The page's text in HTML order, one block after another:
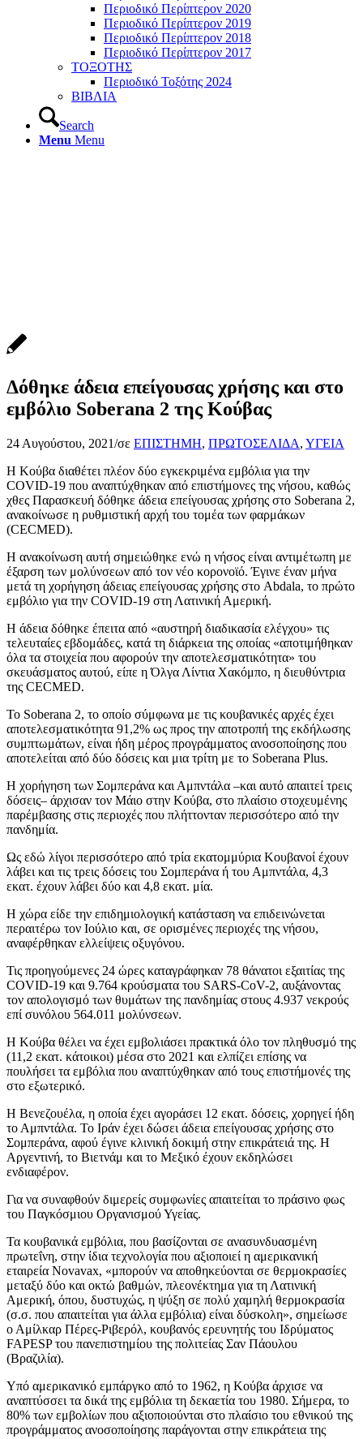
Περιοδικό Περίπτερον 2020
Περιοδικό Περίπτερον 2019
Περιοδικό Περίπτερον 2018
Περιοδικό Περίπτερον 2017
ΤΟΞΟΤΗΣ
Περιοδικό Τοξότης 2024
ΒΙΒΛΙΑ
Search
Menu Menu
Δόθηκε άδεια επείγουσας χρήσης και στο
εμβόλιο Soberana 2 της Κούβας
24 Αυγούστου, 2021/σε ΕΠΙΣΤΗΜΗ, ΠΡΩΤΟΣΕΛΙΔΑ, ΥΓΕΙΑ
Η Κούβα διαθέτει πλέον δύο εγκεκριμένα εμβόλια για την
COVID-19 που αναπτύχθηκαν από επιστήμονες της νήσου, καθώς
χθες Παρασκευή δόθηκε άδεια επείγουσας χρήσης στο Soberana 2,
ανακοίνωσε η ρυθμιστική αρχή του τομέα των φαρμάκων
(CECMED).
Η ανακοίνωση αυτή σημειώθηκε ενώ η νήσος είναι αντιμέτωπη με
έξαρση των μολύνσεων από τον νέο κορονοϊό. Έγινε έναν μήνα
μετά τη χορήγηση άδειας επείγουσας χρήσης στο Abdala, το πρώτο
εμβόλιο για την COVID-19 στη Λατινική Αμερική.
Η άδεια δόθηκε έπειτα από «αυστηρή διαδικασία ελέγχου» τις
τελευταίες εβδομάδες, κατά τη διάρκεια της οποίας «αποτιμήθηκαν
όλα τα στοιχεία που αφορούν την αποτελεσματικότητα» του
σκευάσματος αυτού, είπε η Όλγα Λίντια Χακόμπο, η διευθύντρια
της CECMED.
Το Soberana 2, το οποίο σύμφωνα με τις κουβανικές αρχές έχει
αποτελεσματικότητα 91,2% ως προς την αποτροπή της εκδήλωσης
συμπτωμάτων, είναι ήδη μέρος προγράμματος ανοσοποίησης που
αποτελείται από δύο δόσεις και μια τρίτη με το Soberana Plus.
Η χορήγηση των Σομπεράνα και Αμπντάλα –και αυτό απαιτεί τρεις
δόσεις– άρχισαν τον Μάιο στην Κούβα, στο πλαίσιο στοχευμένης
παρέμβασης στις περιοχές που πλήττονταν περισσότερο από την
πανδημία.
Ως εδώ λίγοι περισσότερο από τρία εκατομμύρια Κουβανοί έχουν
λάβει και τις τρεις δόσεις του Σομπεράνα ή του Αμπντάλα, 4,3
εκατ. έχουν λάβει δύο και 4,8 εκατ. μία.
Η χώρα είδε την επιδημιολογική κατάσταση να επιδεινώνεται
περαιτέρω τον Ιούλιο και, σε ορισμένες περιοχές της νήσου,
αναφέρθηκαν ελλείψεις οξυγόνου.
Τις προηγούμενες 24 ώρες καταγράφηκαν 78 θάνατοι εξαιτίας της
COVID-19 και 9.764 κρούσματα του SARS-CoV-2, αυξάνοντας
τον απολογισμό των θυμάτων της πανδημίας στους 4.937 νεκρούς
επί συνόλου 564.011 μολύνσεων.
Η Κούβα θέλει να έχει εμβολιάσει πρακτικά όλο τον πληθυσμό της
(11,2 εκατ. κάτοικοι) μέσα στο 2021 και ελπίζει επίσης να
πουλήσει τα εμβόλια που αναπτύχθηκαν από τους επιστήμονές της
στο εξωτερικό.
Η Βενεζουέλα, η οποία έχει αγοράσει 12 εκατ. δόσεις, χορηγεί ήδη
το Αμπντάλα. Το Ιράν έχει δώσει άδεια επείγουσας χρήσης στο
Σομπεράνα, αφού έγινε κλινική δοκιμή στην επικράτειά της. Η
Αργεντινή, το Βιετνάμ και το Μεξικό έχουν εκδηλώσει
ενδιαφέρον.
Για να συναφθούν διμερείς συμφωνίες απαιτείται το πράσινο φως
του Παγκόσμιου Οργανισμού Υγείας.
Τα κουβανικά εμβόλια, που βασίζονται σε ανασυνδυασμένη
πρωτεΐνη, στην ίδια τεχνολογία που αξιοποιεί η αμερικανική
εταιρεία Novavax, «μπορούν να αποθηκεύονται σε θερμοκρασίες
μεταξύ δύο και οκτώ βαθμών, πλεονέκτημα για τη Λατινική
Αμερική, όπου, δυστυχώς, η ψύξη σε πολύ χαμηλή θερμοκρασία
(σ.σ. που απαιτείται για άλλα εμβόλια) είναι δύσκολη», σημείωσε
ο Αμίλκαρ Πέρες-Ριβερόλ, κουβανός ερευνητής του Ιδρύματος
FAPESP του πανεπιστημίου της πολιτείας Σαν Πάουλου
(Βραζιλία).
Υπό αμερικανικό εμπάργκο από το 1962, η Κούβα άρχισε να
αναπτύσσει τα δικά της εμβόλια τη δεκαετία του 1980. Σήμερα, το
80% των εμβολίων που αξιοποιούνται στο πλαίσιο του εθνικού της
προγράμματος ανοσοποίησης παράγονται στην επικράτεια της